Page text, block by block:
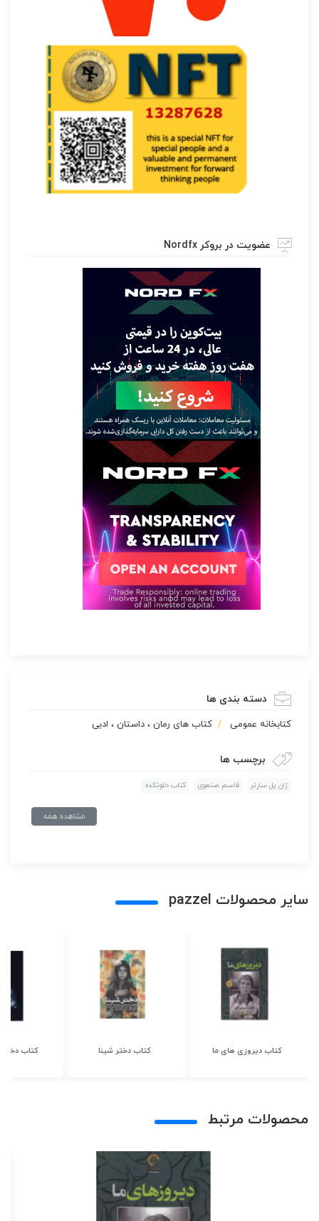
عضویت در بروکر Nordfx
دسته بندی ها
كتابخانه عمومی کتاب های رمان ، داستان ، ادبی
برچسب ها
ژان پل سارتر قاسم صنعوی کتاب خلوتکده
مشاهده همه
سایر محصولات pazzel
کتاب دیروزی های ما کتاب دختر شینا کتاب دختر
محصولات مرتبط